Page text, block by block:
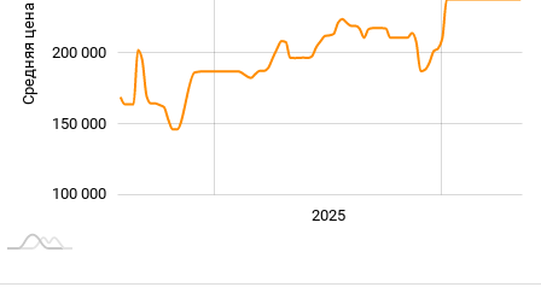
Средняя цена 100 000
100 000
200 000
150 000
2025